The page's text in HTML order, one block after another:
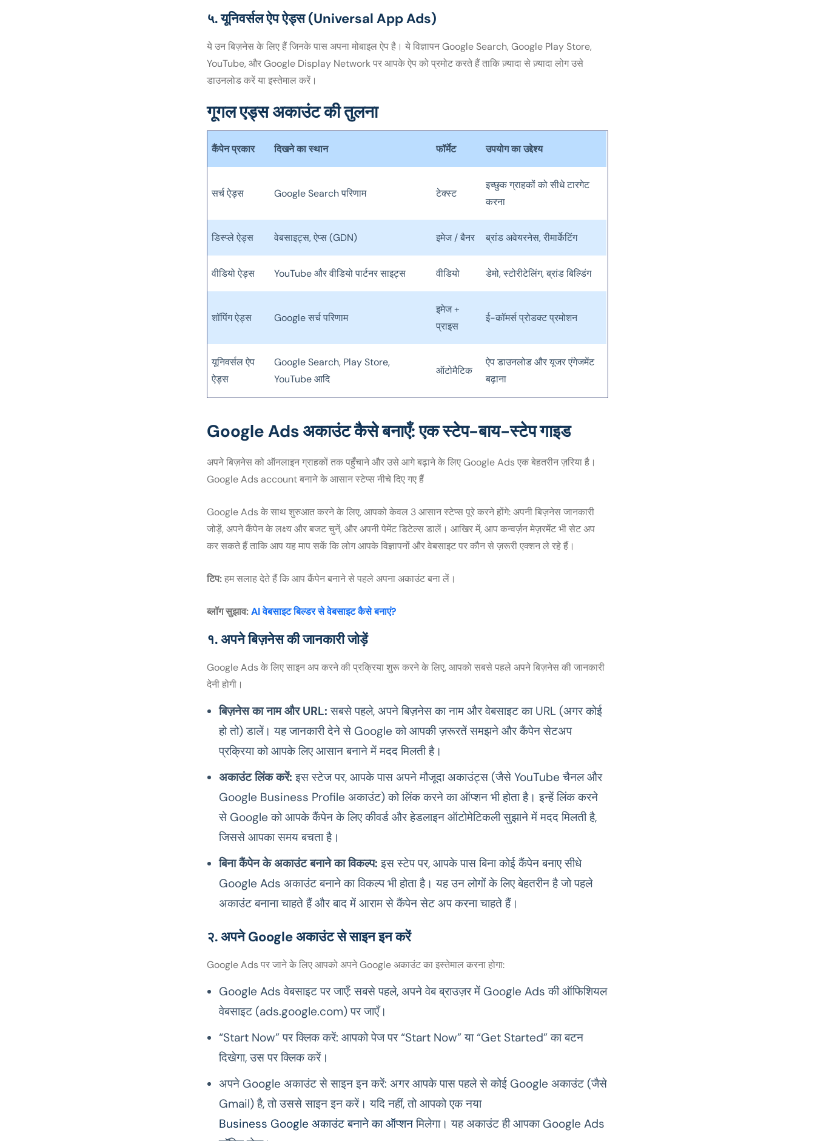
५. यूनिवर्सल ऐप ऐड्स (Universal App Ads)
ये उन बिज़नेस के लिए हैं जिनके पास अपना मोबाइल ऐप है। ये विज्ञापन Google Search, Google Play Store,
YouTube, और Google Display Network पर आपके ऐप को प्रमोट करते हैं ताकि ज़्यादा से ज़्यादा लोग उसे
डाउनलोड करें या इस्तेमाल करें।
गूगल एड्स अकाउंट की तुलना
कैंपेन प्रकार दिखने का स्थान फॉर्मेट उपयोग का उद्देश्य
सर्च ऐड्स Google Search परिणाम टेक्स्ट
इच्छुक ग्राहकों को सीधे टारगेट
करना
डिस्प्ले ऐड्स वेबसाइट्स, ऐप्स (GDN) इमेज / बैनर ब्रांड अवेयरनेस, रीमार्केटिंग
वीडियो ऐड्स YouTube और वीडियो पार्टनर साइट्स वीडियो डेमो, स्टोरीटेलिंग, ब्रांड बिल्डिंग
शॉपिंग ऐड्स Google सर्च परिणाम
इमेज +
प्राइस
ई-कॉमर्स प्रोडक्ट प्रमोशन
यूनिवर्सल ऐप
ऐड्स
Google Search, Play Store,
YouTube आदि
ऑटोमैटिक
ऐप डाउनलोड और यूजर एंगेजमेंट
बढ़ाना
Google Ads अकाउंट कैसे बनाएँ: एक स्टेप-बाय-स्टेप गाइड
अपने बिज़नेस को ऑनलाइन ग्राहकों तक पहुँचाने और उसे आगे बढ़ाने के लिए Google Ads एक बेहतरीन ज़रिया है।
Google Ads account बनाने के आसान स्टेप्स नीचे दिए गए हैं
Google Ads के साथ शुरुआत करने के लिए, आपको केवल 3 आसान स्टेप्स पूरे करने होंगे: अपनी बिज़नेस जानकारी
जोड़ें, अपने कैंपेन के लक्ष्य और बजट चुनें, और अपनी पेमेंट डिटेल्स डालें। आखिर में, आप कन्वर्ज़न मेज़रमेंट भी सेट अप
कर सकते हैं ताकि आप यह माप सकें कि लोग आपके विज्ञापनों और वेबसाइट पर कौन से ज़रूरी एक्शन ले रहे हैं।
टिप:हम सलाह देते हैं कि आप कैंपेन बनाने से पहले अपना अकाउंट बना लें।
ब्लॉग सुझाव:AI वेबसाइट बिल्डर से वेबसाइट कैसे बनाएं?
१. अपने बिज़नेस की जानकारी जोड़ें
Google Ads के लिए साइन अप करने की प्रक्रिया शुरू करने के लिए, आपको सबसे पहले अपने बिज़नेस की जानकारी
देनी होगी।
बिज़नेस का नाम और URL: सबसे पहले, अपने बिज़नेस का नाम और वेबसाइट का URL (अगर कोई
हो तो) डालें। यह जानकारी देने से Google को आपकी ज़रूरतें समझने और कैंपेन सेटअप
प्रक्रिया को आपके लिए आसान बनाने में मदद मिलती है।
अकाउंट लिंक करें:इस स्टेज पर, आपके पास अपने मौजूदा अकाउंट्स (जैसे YouTube चैनल और
Google Business Profile अकाउंट) को लिंक करने का ऑप्शन भी होता है। इन्हें लिंक करने
से Google को आपके कैंपेन के लिए कीवर्ड और हेडलाइन ऑटोमेटिकली सुझाने में मदद मिलती है,
जिससे आपका समय बचता है।
बिना कैंपेन के अकाउंट बनाने का विकल्प:इस स्टेप पर, आपके पास बिना कोई कैंपेन बनाए सीधे
Google Ads अकाउंट बनाने का विकल्प भी होता है। यह उन लोगों के लिए बेहतरीन है जो पहले
अकाउंट बनाना चाहते हैं और बाद में आराम से कैंपेन सेट अप करना चाहते हैं।
२. अपने Google अकाउंट से साइन इन करें
Google Ads पर जाने के लिए आपको अपने Google अकाउंट का इस्तेमाल करना होगा:
Google Ads वेबसाइट पर जाएँ: सबसे पहले, अपने वेब ब्राउज़र में Google Ads की ऑफिशियल
वेबसाइट (ads.google.com) पर जाएँ।
“Start Now” पर क्लिक करें: आपको पेज पर “Start Now” या “Get Started” का बटन
दिखेगा, उस पर क्लिक करें।
अपने Google अकाउंट से साइन इन करें: अगर आपके पास पहले से कोई Google अकाउंट (जैसे
Gmail) है, तो उससे साइन इन करें। यदि नहीं, तो आपको एक नया
Business Google अकाउंट बनाने का ऑप्शनमिलेगा। यह अकाउंट ही आपका Google Ads